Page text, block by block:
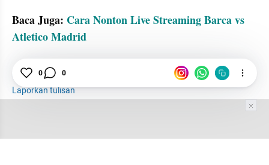
Baca Juga: Cara Nonton Live Streaming Barca vs
Atletico Madrid
tatatax2
Sepak Bola
Laporkan tulisan
0 0